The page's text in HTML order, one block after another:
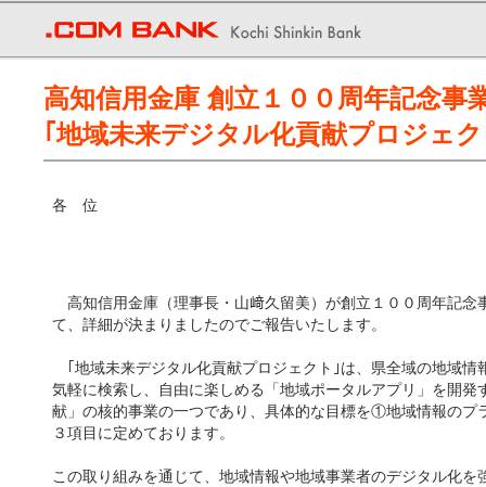
高知信用金庫 創立１００周年記念事
｢地域未来デジタル化貢献プロジェ
各 位
高知信用金庫（理事長・山﨑久留美）が創立１００周年記念
て、詳細が決まりましたのでご報告いたします。
｢地域未来デジタル化貢献プロジェクト｣は、県全域の地域
気軽に検索し、自由に楽しめる「地域ポータルアプリ」を開
献」の核的事業の一つであり、具体的な目標を①地域情報の
３項目に定めております。
この取り組みを通じて、地域情報や地域事業者のデジタル化